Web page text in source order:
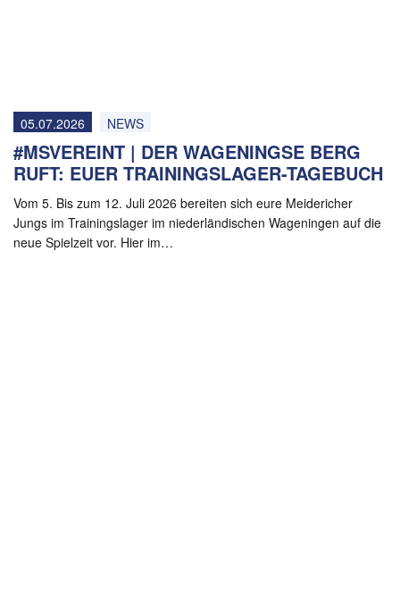
05.07.2026 NEWS
#MSVEREINT | DER WAGENINGSE BERG
RUFT: EUER TRAININGSLAGER-TAGEBUCH
Vom 5. Bis zum 12. Juli 2026 bereiten sich eure Meidericher
Jungs im Trainingslager im niederländischen Wageningen auf die
neue Spielzeit vor. Hier im…